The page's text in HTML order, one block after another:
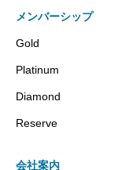
メンバーシップ
Gold
Platinum
Diamond
Reserve
会社案内